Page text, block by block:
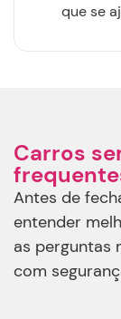
que se
Carros
Antes de
entender
as perguntas
com